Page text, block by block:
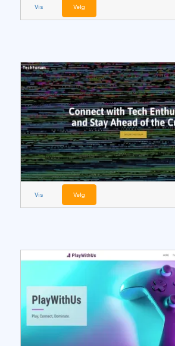
Vis Velg
Vis Velg